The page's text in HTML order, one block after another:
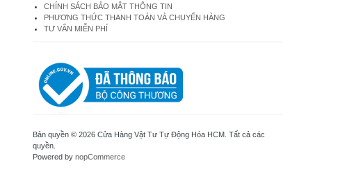
CHÍNH SÁCH BẢO MẬT THÔNG TIN
PHƯƠNG THỨC THANH TOÁN VÀ CHUYỂN HÀNG
TƯ VẤN MIỄN PHÍ
Bản quyền © 2026 Cửa Hàng Vật Tư Tự Động Hóa HCM. Tất cả các
quyền.
Powered by nopCommerce